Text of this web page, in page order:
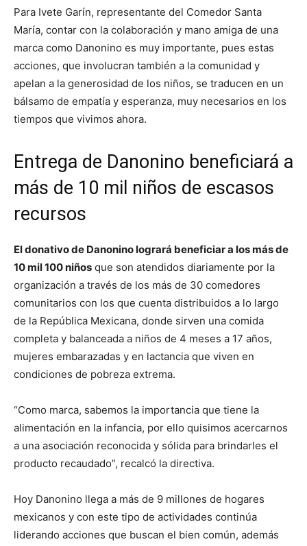
Para Ivete Garín, representante del Comedor Santa
María, contar con la colaboración y mano amiga de una
marca como Danonino es muy importante, pues estas
acciones, que involucran también a la comunidad y
apelan a la generosidad de los niños, se traducen en un
bálsamo de empatía y esperanza, muy necesarios en los
tiempos que vivimos ahora.
Entrega de Danonino beneficiará a
más de 10 mil niños de escasos
recursos
El donativo de Danonino logrará beneficiar a los más de
10 mil 100 niños que son atendidos diariamente por la
organización a través de los más de 30 comedores
comunitarios con los que cuenta distribuidos a lo largo
de la República Mexicana, donde sirven una comida
completa y balanceada a niños de 4 meses a 17 años,
mujeres embarazadas y en lactancia que viven en
condiciones de pobreza extrema.
“Como marca, sabemos la importancia que tiene la
alimentación en la infancia, por ello quisimos acercarnos
a una asociación reconocida y sólida para brindarles el
producto recaudado”, recalcó la directiva.
Hoy Danonino llega a más de 9 millones de hogares
mexicanos y con este tipo de actividades continúa
liderando acciones que buscan el bien común, además